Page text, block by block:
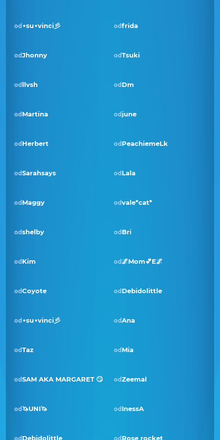
od ⋆su⋆vinci彡 odfrida
odJhonny odTsuki
od llvsh Pobjednik · sij 2024
od Dm
od Martina odjune
od Herbert od PeachiemeLk
odSarahsays Pobjednik · stu 2022
od Lala
od Maggy odvale*cat*
odshelby od Bri
od Kim Pobjednik · vlj 2022
od 🌌Mom💕E🌌
odCoyote od Debidolittle
od ⋆su⋆vinci彡 odAna
odTaz Pobjednik · lip 2021
od Mia
odSAM AKA MARGARET 🙄 odZeemal
od🦄UNI🦄 od InessA
od Debidolittle od Rose rocket